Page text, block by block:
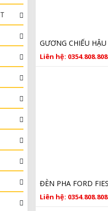
Liên hệ: 0354.808.808
Liên hệ: 0354.808.808